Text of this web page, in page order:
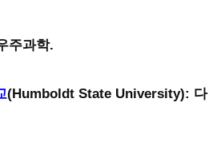
주과학.
(Humboldt State University): 다